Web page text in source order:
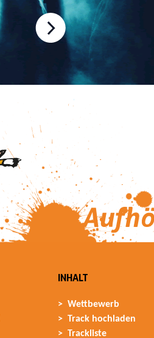
INHALT
Wettbewerb
Track hochladen
Trackliste